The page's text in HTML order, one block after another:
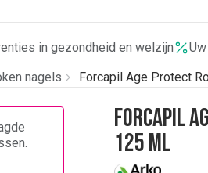
in gezondheid en welzijn
nagels Forcapil Age Protect
Forcapil
125 ml